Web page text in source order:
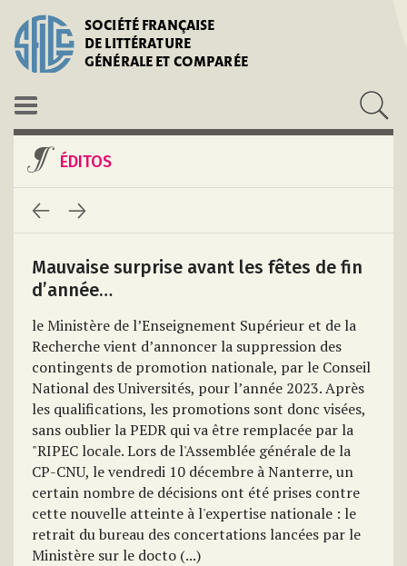
SOCIÉTÉ FRANÇAISE
DE LITTÉRATURE
GÉNÉRALE ET COMPARÉE
ÉDITOS
Mauvaise surprise avant les fêtes de fin
d’année…
le Ministère de l’Enseignement Supérieur et de la
Recherche vient d’annoncer la suppression des
contingents de promotion nationale, par le Conseil
National des Universités, pour l’année 2023. Après
les qualifications, les promotions sont donc visées,
sans oublier la PEDR qui va être remplacée par la
"RIPEC locale. Lors de l'Assemblée générale de la
CP-CNU, le vendredi 10 décembre à Nanterre, un
certain nombre de décisions ont été prises contre
cette nouvelle atteinte à l'expertise nationale : le
retrait du bureau des concertations lancées par le
Ministère sur le docto (...)